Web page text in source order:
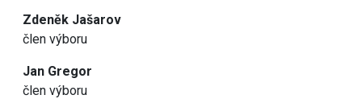
Zdeněk Jašarov
člen výboru
Jan Gregor
člen výboru